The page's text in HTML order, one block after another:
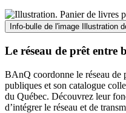
Info-bulle de l'image Illustration
Le réseau de prêt entre
BAnQ coordonne le réseau de
publiques et son catalogue
du Québec. Découvrez leur
d’intégrer le réseau et de